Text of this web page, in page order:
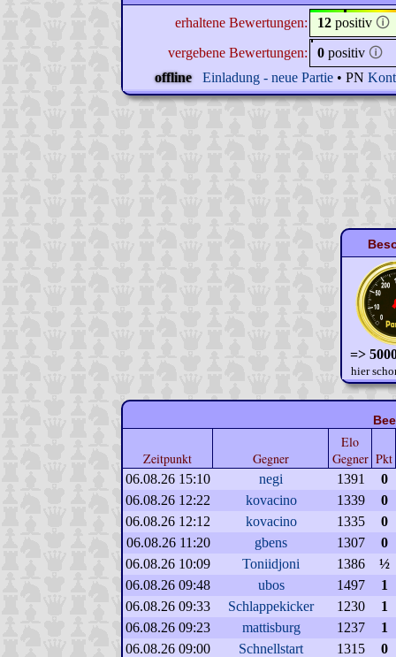
erhaltene Bewertungen: 12 positiv 🛈
vergebene Bewertungen:
0 positiv 🛈
offline
Einladung - neue Partie • PN
=>
hier
Zeitpunkt Gegner
Elo
Gegner Pkt
06.08.26 15:10 negi 1391
0
06.08.26 12:22
kovacino 1339
0
06.08.26 12:12
kovacino 1335
0
06.08.26 11:20
gbens 1307
0
06.08.26 10:09
Toniidjoni 1386
½
06.08.26 09:48
ubos 1497
1
06.08.26 09:33
Schlappekicker 1230
1
06.08.26 09:23
mattisburg 1237
1
06.08.26 09:00
Schnellstart 1315
0